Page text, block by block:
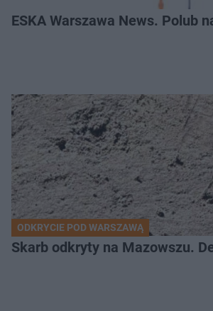
ESKA Warszawa News. Polub
ODKRYCIE POD WARSZAWĄ
Skarb odkryty na Mazowszu.